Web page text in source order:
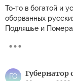
То-то в богатой и
оборванных
Подляшье и
ГО Губернатор